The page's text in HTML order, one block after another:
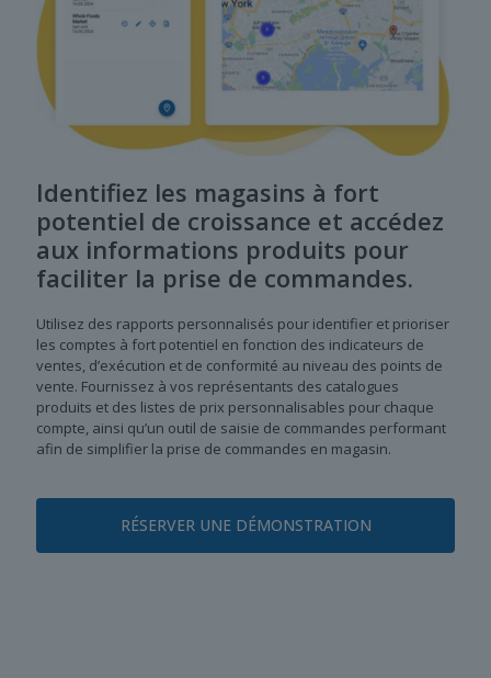
Identifiez les magasins à fort
potentiel de croissance et accédez
aux informations produits pour
faciliter la prise de commandes.
Utilisez des rapports personnalisés pour identifier et prioriser
les comptes à fort potentiel en fonction des indicateurs de
ventes, d’exécution et de conformité au niveau des points de
vente. Fournissez à vos représentants des catalogues
produits et des listes de prix personnalisables pour chaque
compte, ainsi qu’un outil de saisie de commandes performant
afin de simplifier la prise de commandes en magasin.
RÉSERVER UNE DÉMONSTRATION